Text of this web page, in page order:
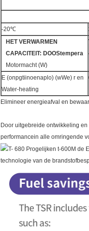
-20℃
HET VERWARMEN
CAPACITEIT: DOOStempera
Motormacht (W)
E (onpgtiinoenaplo) (wWe) r en
Water-heating
Elimineer energieafval en
Door uitgebreide ontwikkeling
performancein alle omringende
technologie van de